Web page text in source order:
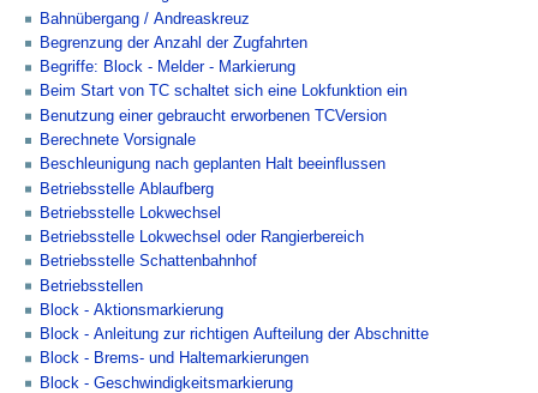
Bahnübergang / Andreaskreuz
Begrenzung der Anzahl der Zugfahrten
Begriffe: Block - Melder - Markierung
Beim Start von TC schaltet sich eine Lokfunktion ein
Benutzung einer gebraucht erworbenen TCVersion
Berechnete Vorsignale
Beschleunigung nach geplanten Halt beeinflussen
Betriebsstelle Ablaufberg
Betriebsstelle Lokwechsel
Betriebsstelle Lokwechsel oder Rangierbereich
Betriebsstelle Schattenbahnhof
Betriebsstellen
Block - Aktionsmarkierung
Block - Anleitung zur richtigen Aufteilung der Abschnitte
Block - Brems- und Haltemarkierungen
Block - Geschwindigkeitsmarkierung